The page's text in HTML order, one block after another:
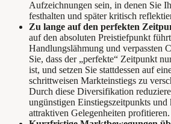
Aufzeichnungen sein, in denen Sie
festhalten und später kritisch
Zu lange auf den perfekten
auf den absoluten Preistiefpunkt
Handlungslähmung und verpassten
Sie, dass der „perfekte“ Zeitpunkt
ist, und setzen Sie stattdessen auf
schrittweisen Markteinstiegs zu
Durch diese Diversifikation
ungünstigen Einstiegszeitpunkts
attraktiven Gelegenheiten profitieren.